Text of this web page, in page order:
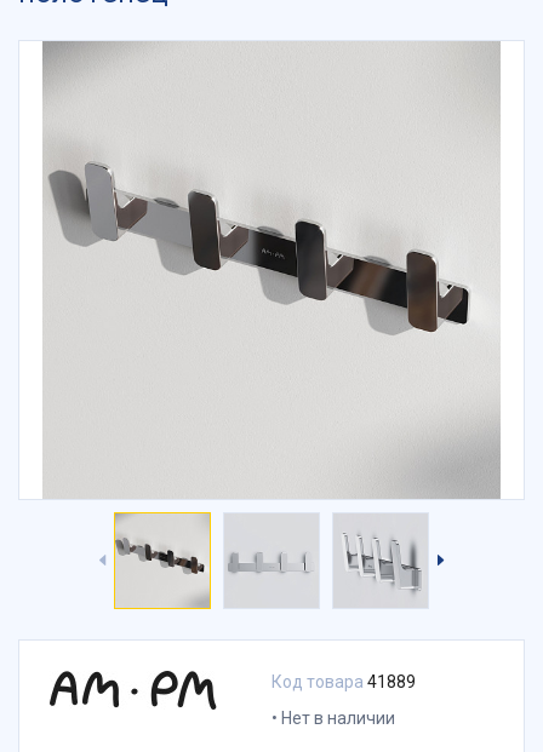
Код товара 41889
Нет в наличии